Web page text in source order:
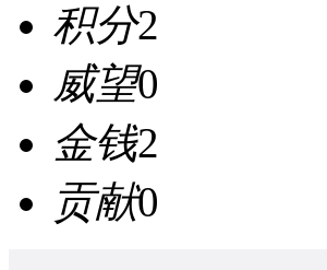
积分2
威望0
金钱2
贡献0